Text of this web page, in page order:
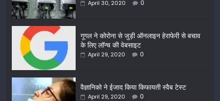
April 30, 2020 0
गूगल ने कोरोना से जुड़ी ऑनलाइन हेराफेरी से बचाव
के लिए लॉन्च की वेबसाइट
April 29, 2020 0
वैज्ञानिको ने ईजाद किया किफायती स्वैब टेस्ट
April 29, 2020 0